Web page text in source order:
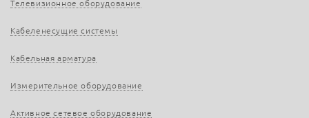
Телевизионное оборудование
Кабеленесущие системы
Кабельная арматура
Измерительное оборудование
Активное сетевое оборудование